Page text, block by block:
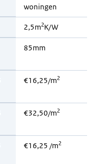
woningen
2,5m2K/W
85mm
€16,25/m2
€32,50/m2
€16,25 /m2